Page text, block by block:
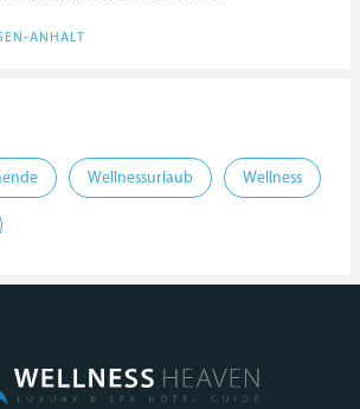
ANHALT
Wellnessurlaub Wellness